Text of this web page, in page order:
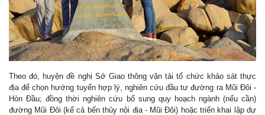
Theo đó, huyện đề nghị Sở Giao thông vận tải tổ chức khảo sát thực
địa để chọn hướng tuyến hợp lý, nghiên cứu đầu tư đường ra Mũi Đôi -
Hòn Đầu; đồng thời nghiên cứu bổ sung quy hoạch ngành (nếu cần)
đường Mũi Đôi (kể cả bến thủy nội địa - Mũi Đôi) hoặc triển khai lập dự